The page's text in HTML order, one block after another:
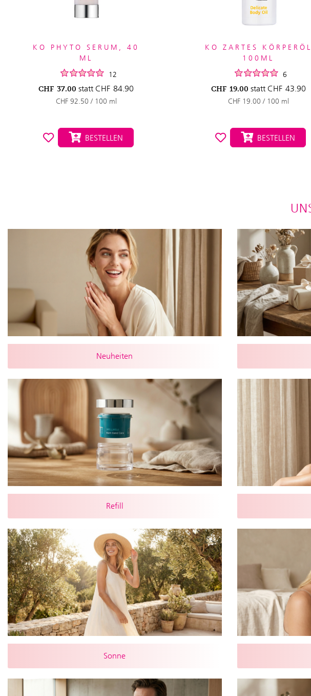
KO PHYTO SERUM, 40
ML
12
CHF 37.00 statt CHF 84.90
CHF 92.50 / 100 ml
BESTELLEN
KO ZARTES KÖRPERÖL
100ML
6
CHF 19.00 statt CHF 43.90
CHF 19.00 / 100 ml
BESTELLEN
Neuheiten
Refill
Sonne